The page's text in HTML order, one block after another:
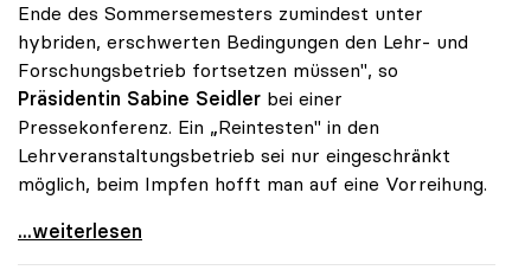
Ende des Sommersemesters zumindest unter
hybriden, erschwerten Bedingungen den Lehr- und
Forschungsbetrieb fortsetzen müssen", so
Präsidentin Sabine Seidler bei einer
Pressekonferenz. Ein „Reintesten" in den
Lehrveranstaltungsbetrieb sei nur eingeschränkt
möglich, beim Impfen hofft man auf eine Vorreihung.
Unis rechnen mit Hybrid-Betrieb bis Sommer
...weiterlesen